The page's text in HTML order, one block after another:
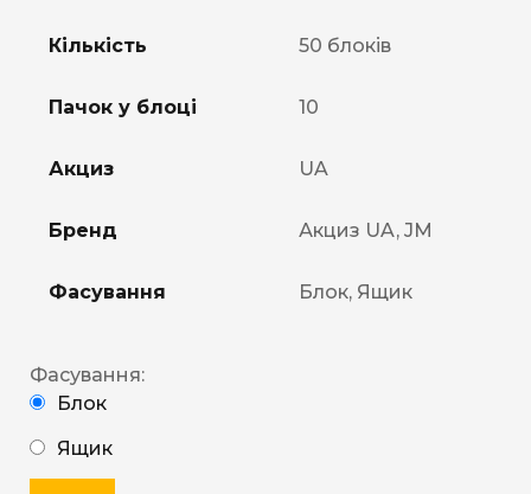
Кількість 50 блоків
Пачок у блоці 10
Акциз UA
Бренд Акциз UA, JM
Фасування Блок, Ящик
Фасування:
Блок
Ящик